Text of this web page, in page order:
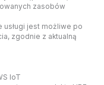
zasobów
usługi jest możliwe po
zgodnie z aktualną
IoT